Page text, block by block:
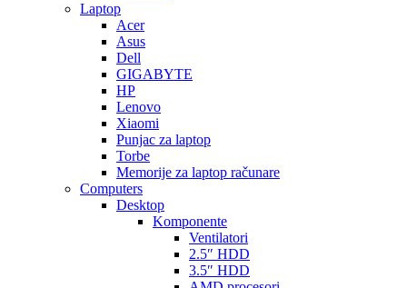
Laptop
Acer
Asus
Dell
GIGABYTE
HP
Lenovo
Xiaomi
Punjac za laptop
Torbe
Memorije za laptop računare
Computers
Desktop
Komponente
Ventilatori
2.5″ HDD
3.5″ HDD